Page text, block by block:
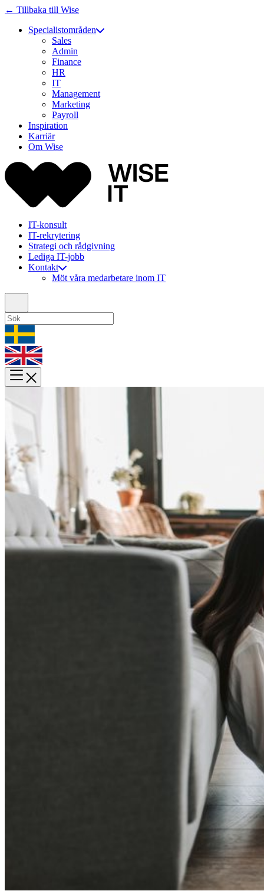
← Tillbaka till Wise
Specialistområden
Sales
Admin
Finance
HR
IT
Management
Marketing
Payroll
Inspiration
Karriär
Om Wise
IT-konsult
IT-rekrytering
Strategi och rådgivning
Lediga IT-jobb
Kontakt
Möt våra medarbetare inom IT